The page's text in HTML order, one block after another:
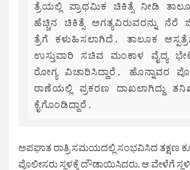
ತ್ರೆಯಲ್ಲಿ ಪ್ರಾಥಮಿಕ ಚಿಕಿತ್ಸೆ ನೀಡಿ
ಹೆಚ್ಚಿನ ಚಿಕಿತ್ಸೆ ಅಗತ್ಯವಿರುವರನ್ನು ನೆರೆ
ತ್ರೆಗೆ ಕಳುಹಿಸಲಾಗಿದೆ. ತಾಲೂಕ
ಉಸ್ತುವಾರಿ ಸಚಿವ ಮಂಕಾಳ ವೈದ್ಯ
ರೋಗ್ಯ ವಿಚಾರಿಸಿದ್ದಾರೆ. ಹೊನ್ನಾವರ
ಠಾಣೆಯಲ್ಲಿ ಪ್ರಕರಣ ದಾಖಲಾಗಿದ್ದು
ಕೈಗೊಂಡಿದ್ದಾರೆ.
ಅಪಘಾತ ರಾತ್ರಿ ಸಮಯದಲ್ಲಿ ಸಂಭವಿಸಿದ ತಕ್ಷಣ
ಪೊಲೀಸರು ಸ್ಥಳಕ್ಕೆ ದೌಡಾಯಿಸಿದರು. ಆ ವೇಳೆಗೆ